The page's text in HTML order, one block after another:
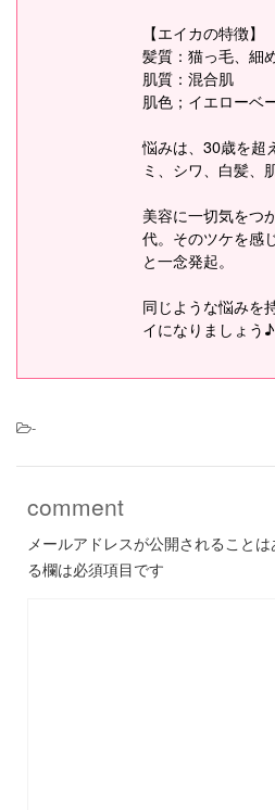
【エイカの特徴】
髪質：猫っ毛、細
肌質：混合肌
肌色；イエローベ
悩みは、30歳を超
ミ、シワ、白髪、
美容に一切気をつ
代。そのツケを感
と一念発起。
同じような悩みを
イになりましょう♪
-
comment
メールアドレスが公開されることは
る欄は必須項目です